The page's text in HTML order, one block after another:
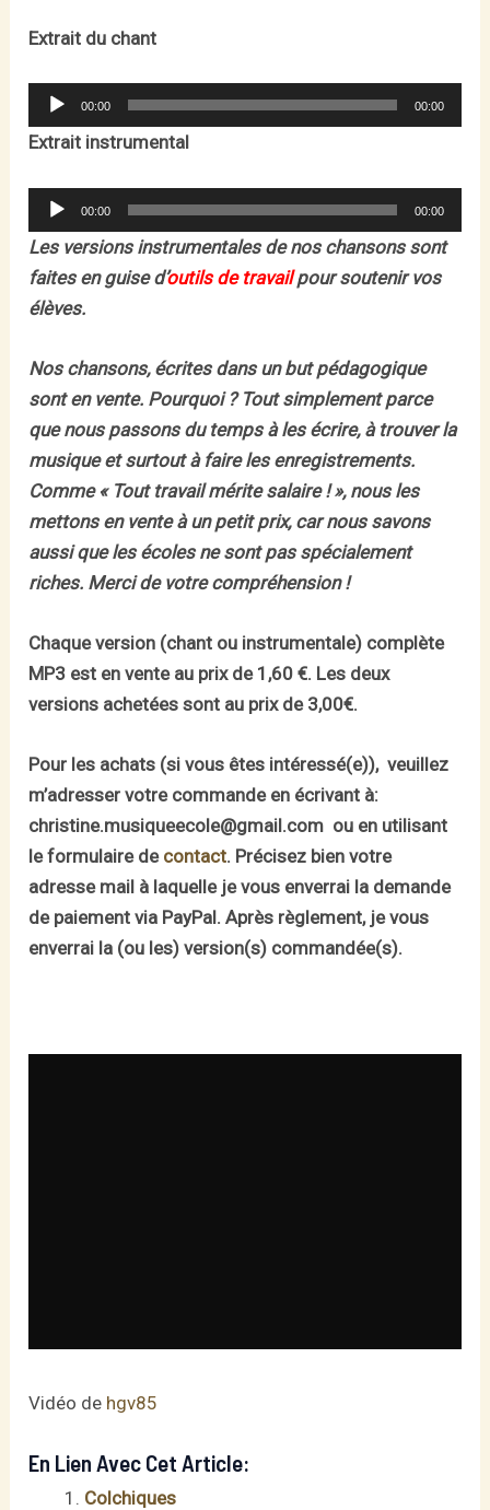
Extrait du chant
Lecteur
audio
00:00 00:00
Extrait instrumental
Lecteur
audio
00:00 00:00
Les versions instrumentales de nos chansons sont
faites en guise d’outils de travailpour soutenir vos
élèves.
Nos chansons, écrites dans un but pédagogique
sont en vente. Pourquoi ? Tout simplement parce
que nous passons du temps à les écrire, à trouver la
musique et surtout à faire les enregistrements.
Comme « Tout travail mérite salaire ! », nous les
mettons en vente à un petit prix, car nous savons
aussi que les écoles ne sont pas spécialement
riches. Merci de votre compréhension !
Chaque version (chant ou instrumentale) complète
MP3 est en vente au prix de 1,60 €. Les deux
versions achetées sont au prix de 3,00€.
Pour les achats (si vous êtes intéressé(e)), veuillez
m’adresser votre commande en écrivant à:
christine.musiqueecole@gmail.com ou en utilisant
le formulaire de contact. Précisez bien votre
adresse mail à laquelle je vous enverrai la demande
de paiement via PayPal. Après règlement, je vous
enverrai la (ou les) version(s) commandée(s).
Vidéo de hgv85
En Lien Avec Cet Article:
Colchiques